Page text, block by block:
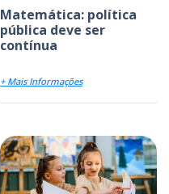
Matemática: política
pública deve ser
contínua
+ Mais Informações